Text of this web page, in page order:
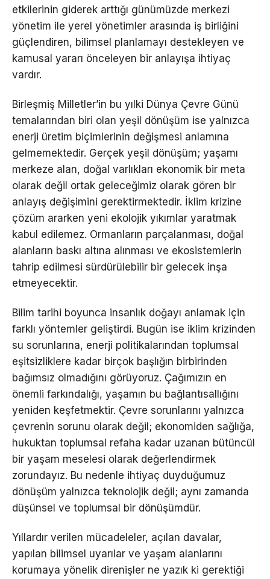
etkilerinin giderek arttığı günümüzde merkezi
yönetim ile yerel yönetimler arasında iş birliğini
güçlendiren, bilimsel planlamayı destekleyen ve
kamusal yararı önceleyen bir anlayışa ihtiyaç
vardır.
Birleşmiş Milletler’in bu yılki Dünya Çevre Günü
temalarından biri olan yeşil dönüşüm ise yalnızca
enerji üretim biçimlerinin değişmesi anlamına
gelmemektedir. Gerçek yeşil dönüşüm; yaşamı
merkeze alan, doğal varlıkları ekonomik bir meta
olarak değil ortak geleceğimiz olarak gören bir
anlayış değişimini gerektirmektedir. İklim krizine
çözüm ararken yeni ekolojik yıkımlar yaratmak
kabul edilemez. Ormanların parçalanması, doğal
alanların baskı altına alınması ve ekosistemlerin
tahrip edilmesi sürdürülebilir bir gelecek inşa
etmeyecektir.
Bilim tarihi boyunca insanlık doğayı anlamak için
farklı yöntemler geliştirdi. Bugün ise iklim krizinden
su sorunlarına, enerji politikalarından toplumsal
eşitsizliklere kadar birçok başlığın birbirinden
bağımsız olmadığını görüyoruz. Çağımızın en
önemli farkındalığı, yaşamın bu bağlantısallığını
yeniden keşfetmektir. Çevre sorunlarını yalnızca
çevrenin sorunu olarak değil; ekonomiden sağlığa,
hukuktan toplumsal refaha kadar uzanan bütüncül
bir yaşam meselesi olarak değerlendirmek
zorundayız. Bu nedenle ihtiyaç duyduğumuz
dönüşüm yalnızca teknolojik değil; aynı zamanda
düşünsel ve toplumsal bir dönüşümdür.
Yıllardır verilen mücadeleler, açılan davalar,
yapılan bilimsel uyarılar ve yaşam alanlarını
korumaya yönelik direnişler ne yazık ki gerektiği